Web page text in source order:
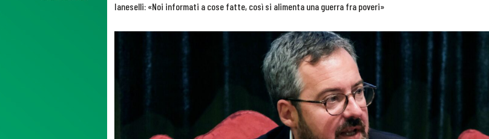
Ianeselli: «Noi informati a cose fatte, così si alimenta una guerra fra poveri»